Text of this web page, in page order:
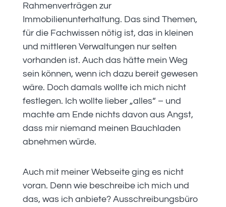
Rahmenverträgen zur
Immobilienunterhaltung. Das sind Themen,
für die Fachwissen nötig ist, das in kleinen
und mittleren Verwaltungen nur selten
vorhanden ist. Auch das hätte mein Weg
sein können, wenn ich dazu bereit gewesen
wäre. Doch damals wollte ich mich nicht
festlegen. Ich wollte lieber „alles“ – und
machte am Ende nichts davon aus Angst,
dass mir niemand meinen Bauchladen
abnehmen würde.
Auch mit meiner Webseite ging es nicht
voran. Denn wie beschreibe ich mich und
das, was ich anbiete? Ausschreibungsbüro